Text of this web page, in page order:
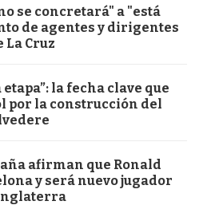
se concretará" a "está
de agentes y dirigentes
La Cruz
la fecha clave que
por la construcción del
afirman que Ronald
y será nuevo jugador